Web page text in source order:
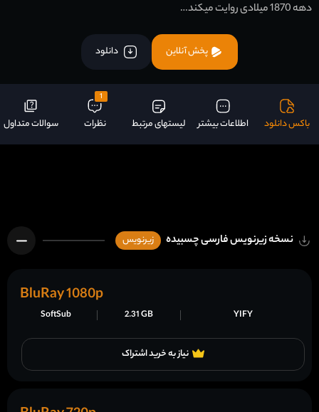
دهه 1870 میلادی روایت میکند…
پخش آنلاین دانلود
باکس دانلود اطلاعات بیشتر لیستهای مرتبط
1
نظرات سوالات متداول
نسخه زیرنویس فارسی چسبیده زیرنویس
نیاز به خرید اشتراک
YIFY
2.31 GB
SoftSub
BluRay 1080p